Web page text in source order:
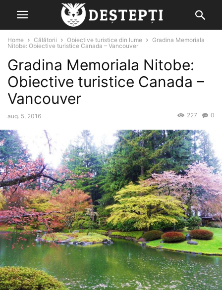
Home Călătorii Obiective turistice din lume
Gradina Memoriala
Nitobe: Obiective turistice Canada – Vancouver
Gradina Memoriala Nitobe:
Obiective turistice Canada –
Vancouver
aug. 5, 2016 0
227